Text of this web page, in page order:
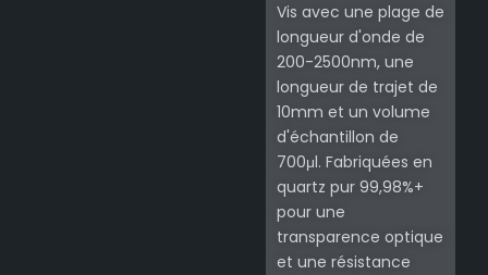
Vis avec une plage de
longueur d'onde de
200-2500nm, une
longueur de trajet de
10mm et un volume
d'échantillon de
700μl. Fabriquées en
quartz pur 99,98%+
pour une
transparence optique
et une résistance